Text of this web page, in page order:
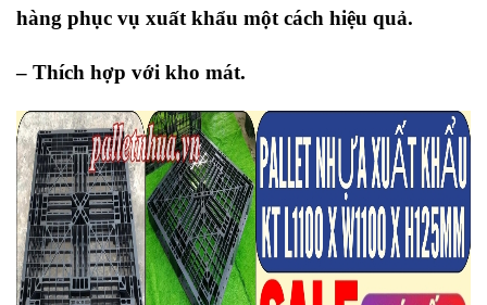
hàng phục vụ xuất khẩu một cách hiệu quả.
– Thích hợp với kho mát.